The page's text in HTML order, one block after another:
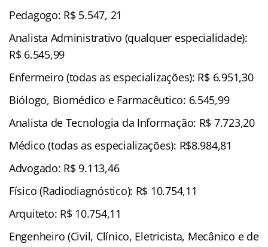
Pedagogo: R$ 5.547, 21
Analista Administrativo (qualquer especialidade):
R$ 6.545,99
Enfermeiro (todas as especializações): R$ 6.951,30
Biólogo, Biomédico e Farmacêutico: 6.545,99
Analista de Tecnologia da Informação: R$ 7.723,20
Médico (todas as especializações): R$8.984,81
Advogado: R$ 9.113,46
Físico (Radiodiagnóstico): R$ 10.754,11
Arquiteto: R$ 10.754,11
Engenheiro (Civil, Clínico, Eletricista, Mecânico e de